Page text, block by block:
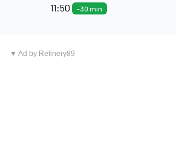
11:50
-30 min
▼ Ad by Refinery89